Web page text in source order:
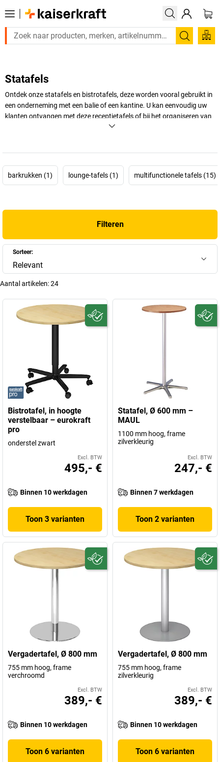
Zoeken
Statafels
Ontdek onze statafels en bistrotafels, deze worden vooral gebruikt in
een onderneming met een balie of een kantine. U kan eenvoudig uw
klanten ontvangen met deze receptietafels of bij het organiseren van
een beurs en wanneer u met een stand op de beurs moet staan, is de
barkrukken (1) lounge-tafels (1) multifunctionele tafels (15)
Filteren
Sorteer:
Relevant
Aantal artikelen:24
Bistrotafel, in hoogte
verstelbaar – eurokraft
pro
onderstel zwart
Excl. BTW
495,- €
Binnen 10 werkdagen
Toon 3 varianten
Statafel, Ø 600 mm –
MAUL
1100 mm hoog, frame
zilverkleurig
Excl. BTW
247,- €
Binnen 7 werkdagen
Toon 2 varianten
Vergadertafel, Ø 800 mm
755 mm hoog, frame
verchroomd
Excl. BTW
389,- €
Binnen 10 werkdagen
Toon 6 varianten
Vergadertafel, Ø 800 mm
755 mm hoog, frame
zilverkleurig
Excl. BTW
389,- €
Binnen 10 werkdagen
Toon 6 varianten